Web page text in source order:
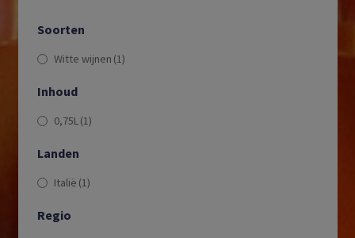
Soorten
Witte wijnen (1)
Inhoud
0,75L(1)
Landen
Italië (1)
Regio